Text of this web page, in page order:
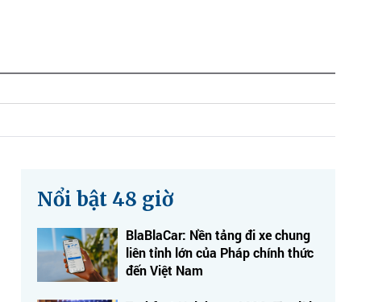
Nổi bật 48 giờ
BlaBlaCar: Nền tảng đi xe chung
liên tỉnh lớn của Pháp chính thức
đến Việt Nam